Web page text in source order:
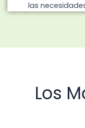
las
Los